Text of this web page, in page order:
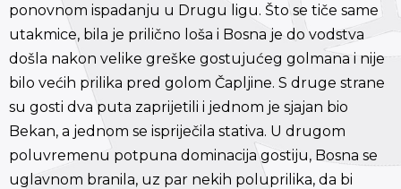
ponovnom ispadanju u Drugu ligu. Što se tiče same
utakmice, bila je prilično loša i Bosna je do vodstva
došla nakon velike greške gostujućeg golmana i nije
bilo većih prilika pred golom Čapljine. S druge strane
su gosti dva puta zaprijetili i jednom je sjajan bio
Bekan, a jednom se ispriječila stativa. U drugom
poluvremenu potpuna dominacija gostiju, Bosna se
uglavnom branila, uz par nekih poluprilika, da bi